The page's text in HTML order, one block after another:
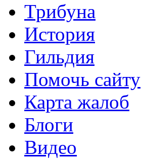
Трибуна
История
Гильдия
Помочь сайту
Карта жалоб
Блоги
Видео